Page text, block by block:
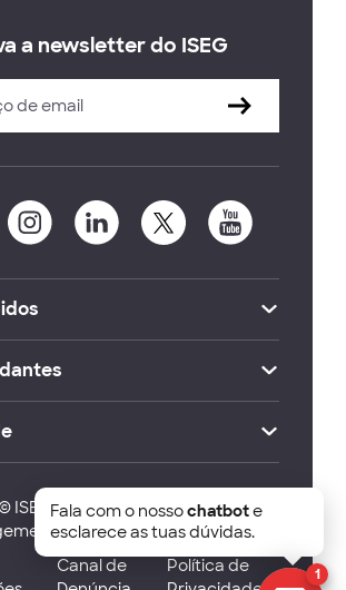
a newsletter do ISEG
ISEG Lisbon School of Economics
2026
Canal de
Política de
1
Fala com o nossochatbote
esclarece as tuas dúvidas.